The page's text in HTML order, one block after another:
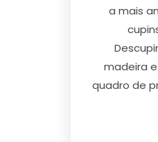
a mais
madeira
quadro de